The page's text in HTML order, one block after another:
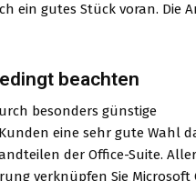
ein gutes Stück voran. Die
beachten
besonders günstige
eine sehr gute Wahl
der Office-Suite.
verknüpfen Sie Microsoft